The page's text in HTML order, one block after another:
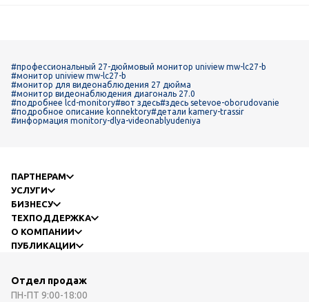
#профессиональный 27-дюймовый монитор uniview mw-lc27-b
#монитор uniview mw-lc27-b
#монитор для видеонаблюдения 27 дюйма
#монитор видеонаблюдения диагональ 27.0
#подробнее lcd-monitory#вот здесь#здесь setevoe-oborudovanie
#подробное описание konnektory#детали kamery-trassir
#информация monitory-dlya-videonablyudeniya
ПАРТНЕРАМ
УСЛУГИ
БИЗНЕСУ
ТЕХПОДДЕРЖКА
О КОМПАНИИ
ПУБЛИКАЦИИ
Отдел продаж
ПН-ПТ 9:00-18:00